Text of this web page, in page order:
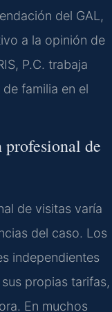
del GAL,
a la opinión de
P.C. trabaja
familia en el
profesional de
de visitas varía
del caso. Los
independientes
propias tarifas,
En muchos